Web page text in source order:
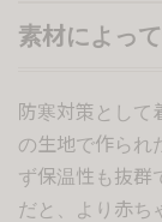
素材によっ
防寒対策として
の生地で作られ
ず保温性も抜群
だと、より赤ち